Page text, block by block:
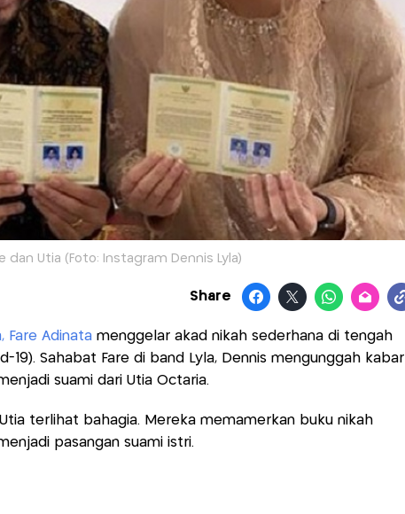
dan Utia (Foto: Instagram Dennis Lyla)
Share
Fare Adinatamenggelar akad nikah sederhana di tengah
19). Sahabat Fare di band Lyla, Dennis mengunggah kabar
suami dari Utia Octaria.
terlihat bahagia. Mereka memamerkan buku nikah
pasangan suami istri.